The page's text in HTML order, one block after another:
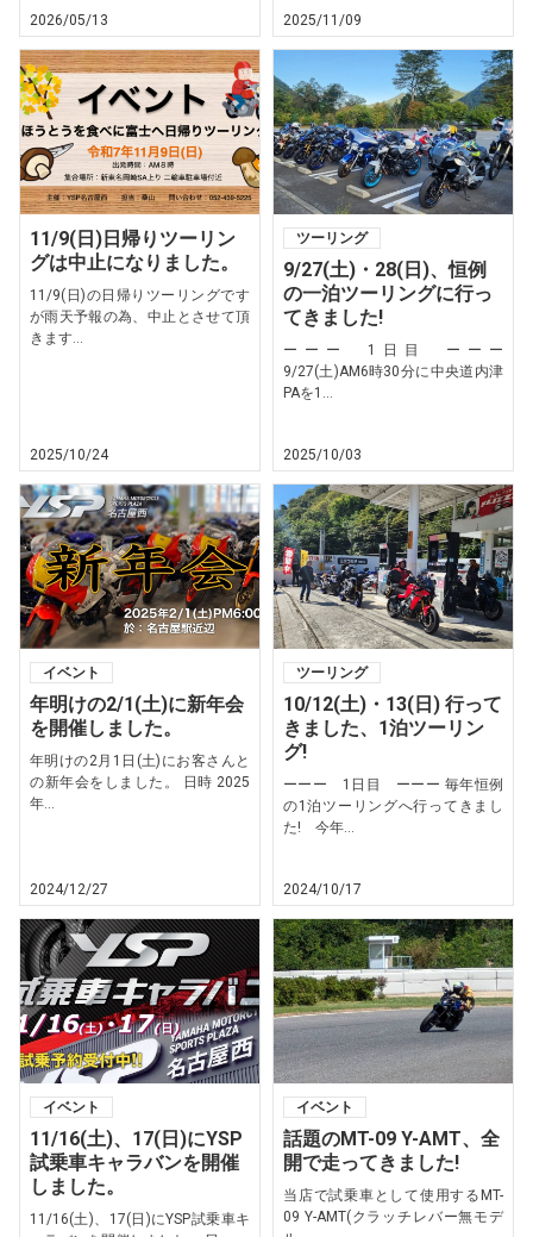
2026/05/13 2025/11/09
11/9(日)日帰りツーリン
グは中止になりました。
11/9(日)の日帰りツーリングです
が雨天予報の為、中止とさせて頂
きます...
2025/10/24
ツーリング
9/27(土)・28(日)、恒例
の一泊ツーリングに行っ
てきました!
ーーー 1日目 ーーー
9/27(土)AM6時30分に中央道内津
PAを1...
2025/10/03
イベント
年明けの2/1(土)に新年会
を開催しました。
年明けの2月1日(土)にお客さんと
の新年会をしました。 日時 2025
年...
2024/12/27
ツーリング
10/12(土)・13(日) 行って
きました、1泊ツーリン
グ!
ーーー 1日目 ーーー 毎年恒例
の1泊ツーリングへ行ってきまし
た! 今年...
2024/10/17
イベント
11/16(土)、17(日)にYSP
試乗車キャラバンを開催
しました。
11/16(土)、17(日)にYSP試乗車キ
イベント
話題のMT-09 Y-AMT、全
開で走ってきました!
当店で試乗車として使用するMT-
09 Y-AMT(クラッチレバー無モデ